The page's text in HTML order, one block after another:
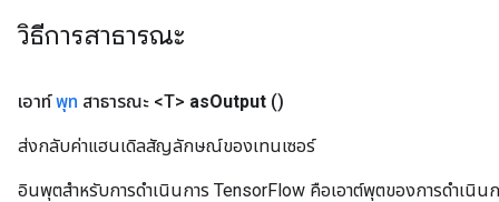
วิธีการสาธารณะ
เอาท์พุท สาธารณะ <T> asOutput ()
ส่งกลับค่าแฮนเดิลสัญลักษณ์ของเทนเซอร์
อินพุตสำหรับการดำเนินการ TensorFlow คือเอาต์พุตของการดำเนิน